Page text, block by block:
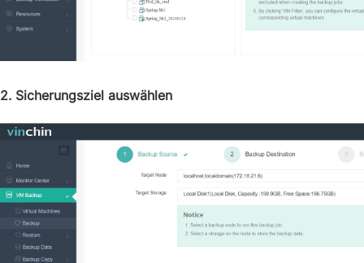
2. Sicherungsziel auswählen